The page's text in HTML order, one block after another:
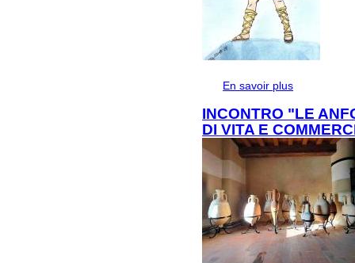
En savoir plus
INCONTRO "LE
DI VITA E